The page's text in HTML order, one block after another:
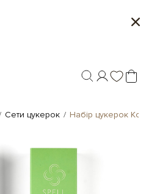
Сети цукерок Набір цукерок